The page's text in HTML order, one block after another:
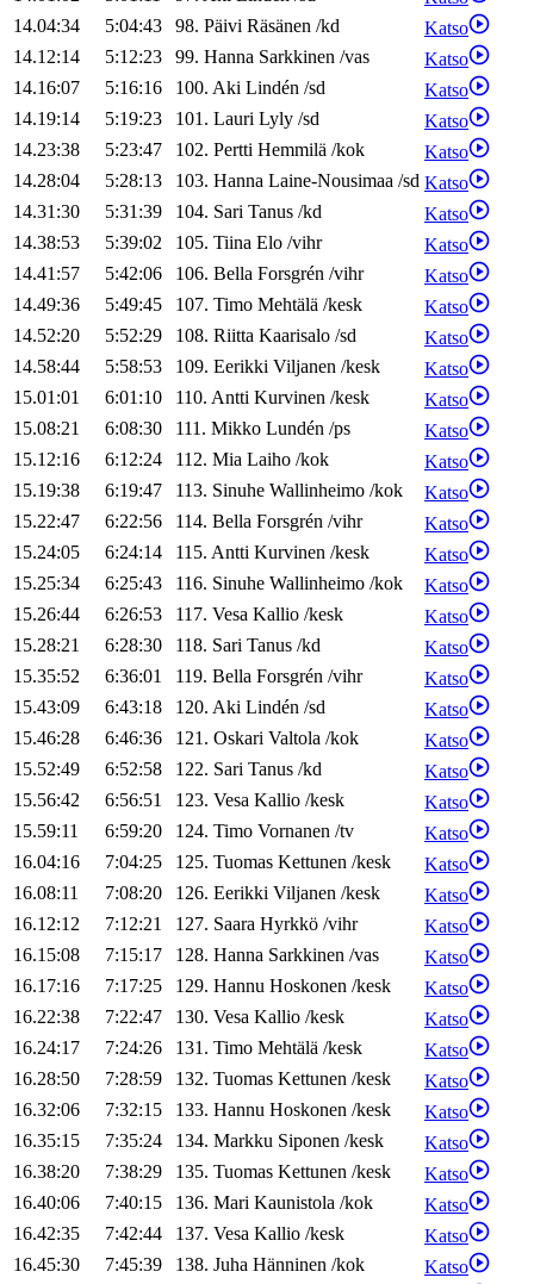
14.04:34
5:04:43 98. Päivi Räsänen /kd
Katso
14.12:14
5:12:23 99. Hanna Sarkkinen /vas
Katso
14.16:07
5:16:16 100. Aki Lindén /sd
Katso
14.19:14
5:19:23 101. Lauri Lyly /sd
Katso
14.23:38
5:23:47 102. Pertti Hemmilä /kok
Katso
14.28:04
5:28:13 103. Hanna Laine-Nousimaa /sd Katso
14.31:30
5:31:39 104. Sari Tanus /kd
Katso
14.38:53
5:39:02 105. Tiina Elo /vihr
Katso
14.41:57
5:42:06 106. Bella Forsgrén /vihr
Katso
14.49:36
5:49:45 107. Timo Mehtälä /kesk
Katso
14.52:20
5:52:29 108. Riitta Kaarisalo /sd
Katso
14.58:44
5:58:53 109. Eerikki Viljanen /kesk
Katso
15.01:01
6:01:10 110. Antti Kurvinen /kesk
Katso
15.08:21
6:08:30 111. Mikko Lundén /ps
Katso
15.12:16
6:12:24 112. Mia Laiho /kok
Katso
15.19:38
6:19:47 113. Sinuhe Wallinheimo /kok
Katso
15.22:47
6:22:56 114. Bella Forsgrén /vihr
Katso
15.24:05
6:24:14 115. Antti Kurvinen /kesk
Katso
15.25:34
6:25:43 116. Sinuhe Wallinheimo /kok
Katso
15.26:44
6:26:53 117. Vesa Kallio /kesk
Katso
15.28:21
6:28:30 118. Sari Tanus /kd
Katso
15.35:52
6:36:01 119. Bella Forsgrén /vihr
Katso
15.43:09
6:43:18 120. Aki Lindén /sd
Katso
15.46:28
6:46:36 121. Oskari Valtola /kok
Katso
15.52:49
6:52:58 122. Sari Tanus /kd
Katso
15.56:42
6:56:51 123. Vesa Kallio /kesk
Katso
15.59:11
6:59:20 124. Timo Vornanen /tv
Katso
16.04:16
7:04:25 125. Tuomas Kettunen /kesk
Katso
16.08:11
7:08:20 126. Eerikki Viljanen /kesk
Katso
16.12:12
7:12:21 127. Saara Hyrkkö /vihr
Katso
16.15:08
7:15:17 128. Hanna Sarkkinen /vas
Katso
16.17:16
7:17:25 129. Hannu Hoskonen /kesk
Katso
16.22:38
7:22:47 130. Vesa Kallio /kesk
Katso
16.24:17
7:24:26 131. Timo Mehtälä /kesk
Katso
16.28:50
7:28:59 132. Tuomas Kettunen /kesk
Katso
16.32:06
7:32:15 133. Hannu Hoskonen /kesk
Katso
16.35:15
7:35:24 134. Markku Siponen /kesk
Katso
16.38:20
7:38:29 135. Tuomas Kettunen /kesk
Katso
16.40:06
7:40:15 136. Mari Kaunistola /kok
Katso
16.42:35
7:42:44 137. Vesa Kallio /kesk
Katso
16.45:30
7:45:39 138. Juha Hänninen /kok
Katso